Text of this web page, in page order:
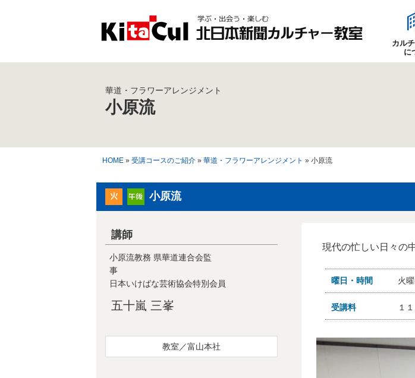
カル
に
華道・フラワーアレンジメント
小原流
HOME » 受講コースのご紹介 » 華道・フラワーアレンジメント » 小原流
小原流
講師
小原流教務 県華道連合会監
事
日本いけばな芸術協会特別会員
五十嵐 三峯
教室／富山本社
現代の忙しい日々の
曜日・時間 火
受講料 １